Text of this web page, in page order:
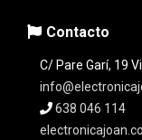
Contacto
C/ Pare Garí, 19
638 046 114